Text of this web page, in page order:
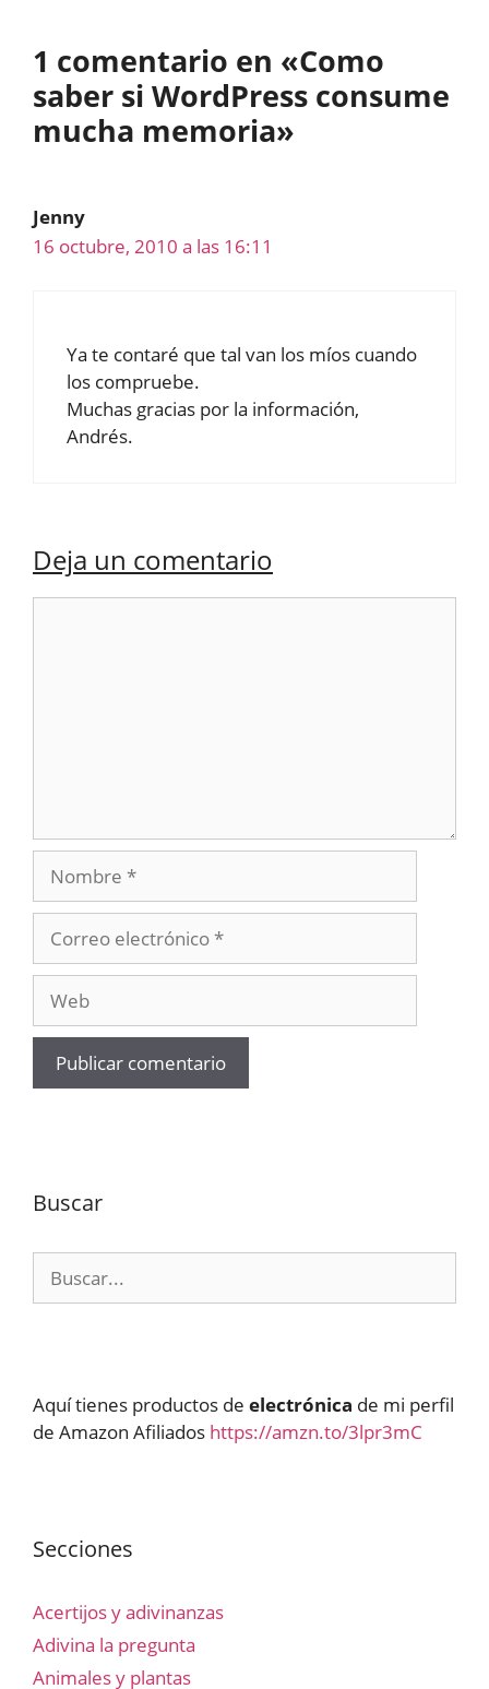
1 comentario en «Como
saber si WordPress consume
mucha memoria»
Jenny
16 octubre, 2010 a las 16:11
Ya te contaré que tal van los míos cuando
los compruebe.
Muchas gracias por la información,
Andrés.
Deja un comentario
electrónico
Buscar
Aquí tienes productos de electrónica de mi perfil
de Amazon Afiliados https://amzn.to/3lpr3mC
Secciones
Acertijos y adivinanzas
Adivina la pregunta
Animales y plantas